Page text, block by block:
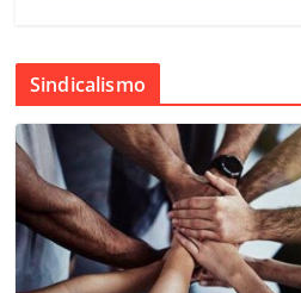
Sindicalismo